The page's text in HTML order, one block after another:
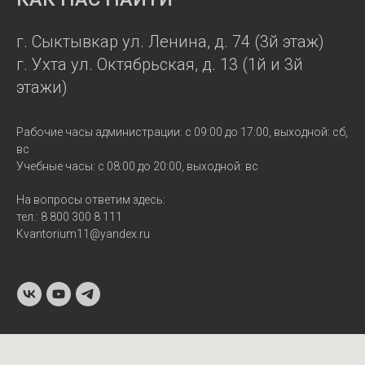
г. Сыктывкар ул. Ленина, д. 74 (3й этаж)
г. Ухта ул. Октябрьская, д. 13 (1й и 3й
этажи)
Рабочие часы администрации: с 09:00 до 17:00, выходной: сб,
вс
Учебные часы: с 08:00 до 20:00, выходной: вс
На вопросы ответим здесь:
тел.: 8 800 300 8 111
Kvantorium11@yandex.ru